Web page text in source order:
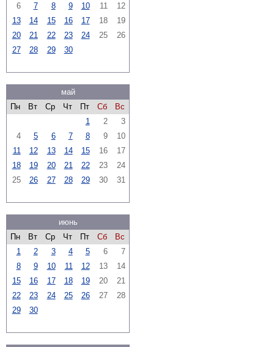
6
7 8 9 10 11
12
13
14 15 16 17 18
19
20
21 22 23 24 25
26
27
28 29 30
май
Пн
Вт Ср Чт Пт Сб
Вс
1
2
3
4
5 6 7 8 9
10
11
12 13 14 15 16
17
18
19 20 21 22 23
24
25
26 27 28 29 30 31
июнь
Пн
Вт Ср Чт Пт Сб
Вс
1
2 3 4 5 6
7
8
9 10 11 12 13
14
15
16 17 18 19 20
21
22
23 24 25 26 27
28
29
30